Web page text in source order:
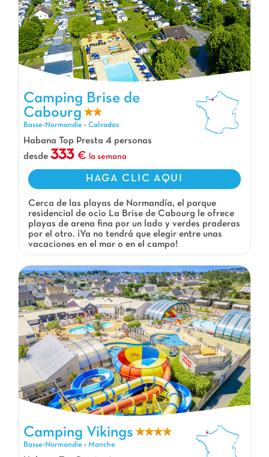
Camping Brise de Cabourg, Camping Basse-Normandie
Camping Brise de
Cabourg
Basse-Normandie - Calvados
Habana Top Presta 4 personas
desde 333 la semana
HAGA CLIC AQUI
Cerca de las playas de Normandía, el parque
residencial de ocio La Brise de Cabourg le ofrece
playas de arena fina por un lado y verdes praderas
por el otro. ¡Ya no tendrá que elegir entre unas
vacaciones en el mar o en el campo!
Camping Vikings
Basse-Normandie - Manche